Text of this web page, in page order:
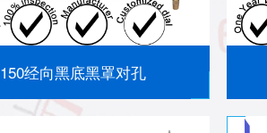
150经向黑底黑罩对孔